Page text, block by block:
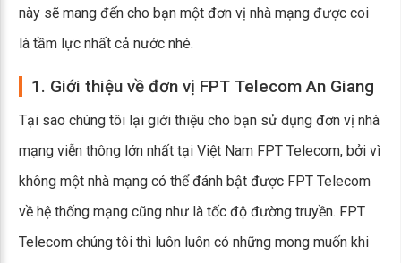
này sẽ mang đến cho bạn một đơn vị nhà mạng được coi
là tầm lực nhất cả nước nhé.
1. Giới thiệu về đơn vị FPT Telecom An Giang
Tại sao chúng tôi lại giới thiệu cho bạn sử dụng đơn vị nhà
mạng viễn thông lớn nhất tại Việt Nam FPT Telecom, bởi vì
không một nhà mạng có thể đánh bật được FPT Telecom
về hệ thống mạng cũng như là tốc độ đường truyền. FPT
Telecom chúng tôi thì luôn luôn có những mong muốn khi